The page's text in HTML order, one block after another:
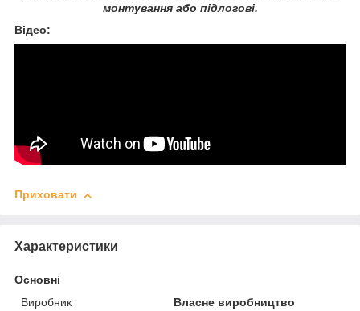
монтування або підлогові.
Відео:
Приховати
Характеристики
Основні
Виробник
Власне виробництво